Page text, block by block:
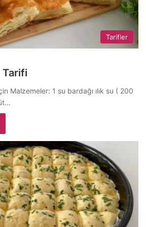
Tarifler
Tarifi
Malzemeler: 1 su bardağı ılık su ( 200